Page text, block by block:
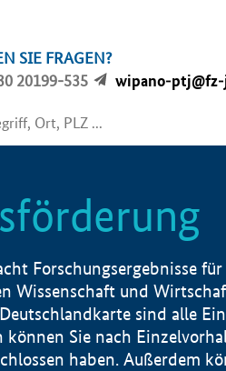
SIE FRAGEN?
20199-535
wipano-
Forschungsergebnisse
Wissenschaft und
sind alle
Sie nach
haben. Außerdem